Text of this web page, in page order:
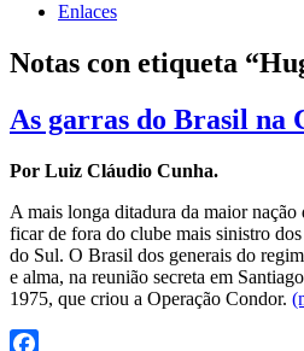
Enlaces
Notas con etiqueta
As garras do Brasil na
Por Luiz Cláudio Cunha.
A mais longa ditadura da maior
ficar de fora do clube mais sinistro
do Sul. O Brasil dos generais do
e alma, na reunião secreta em
1975, que criou a Operação Condor.